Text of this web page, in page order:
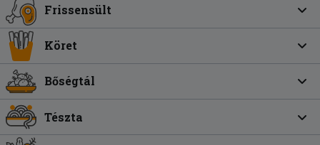
Frissensült
Köret
Bőségtál
Tészta